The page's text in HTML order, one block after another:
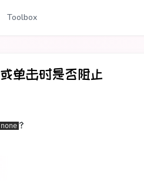
Toolbox
单击时是否阻止
none ？